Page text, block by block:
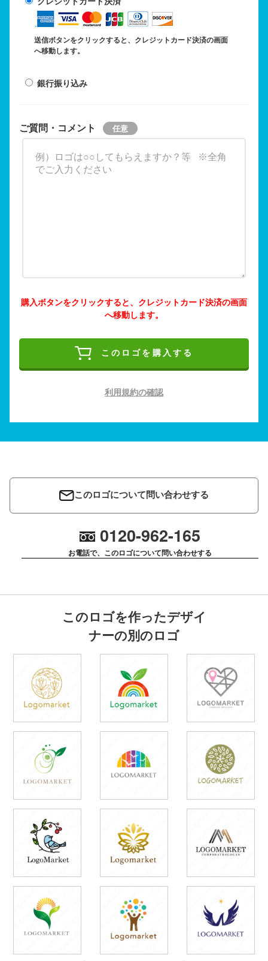
送信ボタンをクリックすると、クレジットカード決済の画面
へ移動します。
銀行振り込み
ご質問・コメント
購入ボタンをクリックすると、クレジットカード決済の画面
へ移動します。
このロゴを購入する
利用規約の確認
このロゴについて問い合わせする
0120-962-165
お電話で、このロゴについて問い合わせする
このロゴを作ったデザイ
ナーの別のロゴ